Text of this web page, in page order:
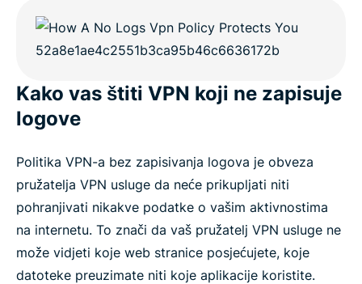
Kako vas štiti VPN koji ne zapisuje
logove
Politika VPN-a bez zapisivanja logova je obveza
pružatelja VPN usluge da neće prikupljati niti
pohranjivati nikakve podatke o vašim aktivnostima
na internetu. To znači da vaš pružatelj VPN usluge ne
može vidjeti koje web stranice posjećujete, koje
datoteke preuzimate niti koje aplikacije koristite.